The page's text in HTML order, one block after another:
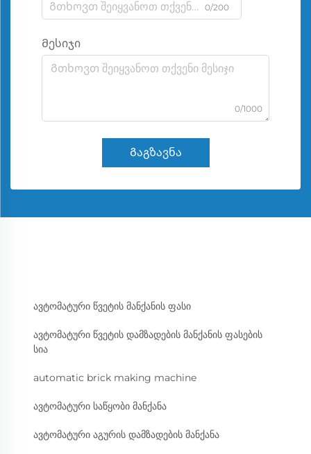
0/200
Მესიჯი
0/1000
Გაგზავნა
ავტომატური წვეტის მანქანის ფასი
ავტომატური წვეტის დამზადების მანქანის ფასების
სია
automatic brick making machine
ავტომატური საწყობი მანქანა
ავტომატური აგურის დამზადების მანქანა